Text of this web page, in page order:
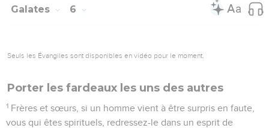
Galates 6
Seuls les Évangiles sont disponibles en vidéo pour le moment.
Porter les fardeaux les uns des autres
1 Frères et sœurs, si un homme vient à être surpris en faute,
vous qui êtes spirituels, redressez-le dans un esprit de